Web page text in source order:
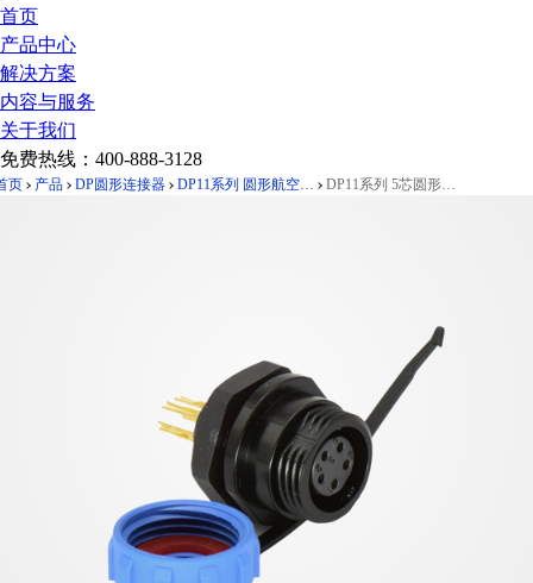
首页
产品中心
解决方案
内容与服务
关于我们
免费热线： 400-888-3128
页 产品 DP圆形连接器 DP11系列 圆形航空插 后螺母母插座 DP11系列 5芯圆形航空插 后螺母母插座